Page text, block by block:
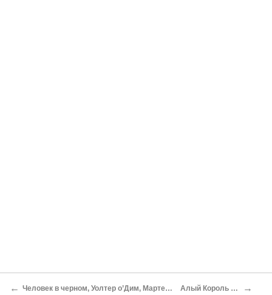
← Человек в черном, Уолтер о’Дим, Мартен Броудклоук, Рэндалл Флегг Алый Король (Рам Аббала) →